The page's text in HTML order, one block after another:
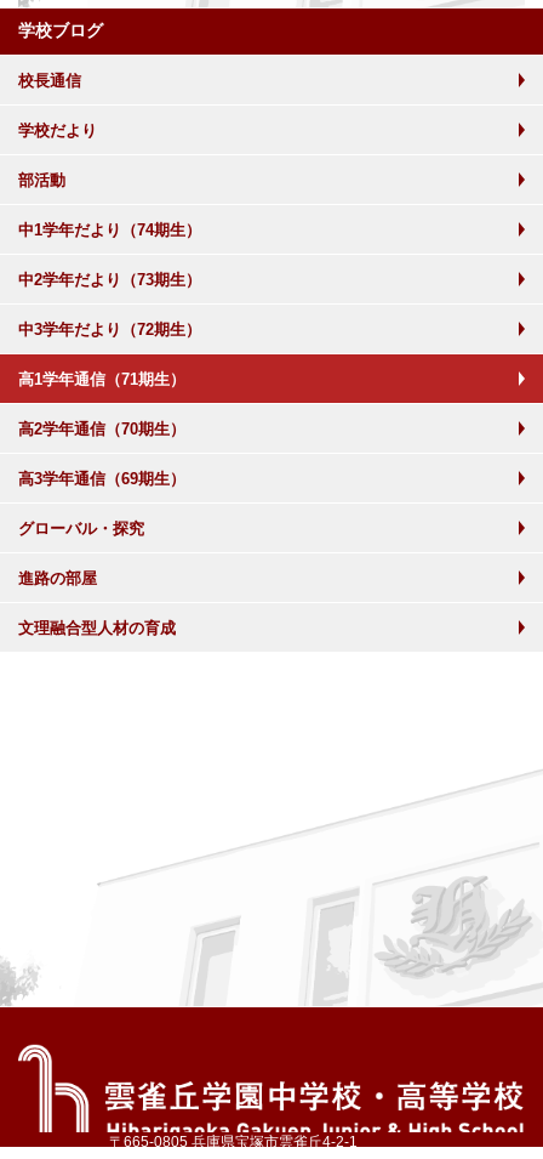
学校ブログ
校長通信
学校だより
部活動
中1学年だより（74期生）
中2学年だより（73期生）
中3学年だより（72期生）
高1学年通信（71期生）
高2学年通信（70期生）
高3学年通信（69期生）
グローバル・探究
進路の部屋
文理融合型人材の育成
〒665-0805 兵庫県宝塚市雲雀丘4-2-1